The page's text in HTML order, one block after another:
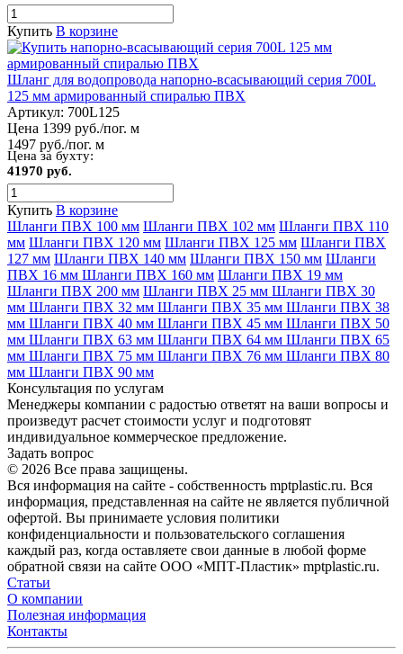
Купить В корзине
Шланг для водопровода напорно-всасывающий серия 700L
125 мм армированный спиралью ПВХ
Артикул: 700L125
Цена 1399 руб./пог. м
1497 руб./пог. м
Цена за бухту:
41970 руб.
Купить В корзине
Шланги ПВХ 100 мм Шланги ПВХ 102 мм Шланги ПВХ 110
мм Шланги ПВХ 120 мм Шланги ПВХ 125 мм Шланги ПВХ
127 мм Шланги ПВХ 140 мм Шланги ПВХ 150 мм Шланги
ПВХ 16 мм Шланги ПВХ 160 мм Шланги ПВХ 19 мм
Шланги ПВХ 200 мм Шланги ПВХ 25 мм Шланги ПВХ 30
мм Шланги ПВХ 32 мм Шланги ПВХ 35 мм Шланги ПВХ 38
мм Шланги ПВХ 40 мм Шланги ПВХ 45 мм Шланги ПВХ 50
мм Шланги ПВХ 63 мм Шланги ПВХ 64 мм Шланги ПВХ 65
мм Шланги ПВХ 75 мм Шланги ПВХ 76 мм Шланги ПВХ 80
мм Шланги ПВХ 90 мм
Консультация по услугам
Менеджеры компании с радостью ответят на ваши вопросы и
произведут расчет стоимости услуг и подготовят
индивидуальное коммерческое предложение.
Задать вопрос
© 2026 Все права защищены.
Вся информация на сайте - собственность mptplastic.ru. Вся
информация, представленная на сайте не является публичной
офертой. Вы принимаете условия политики
конфиденциальности и пользовательского соглашения
каждый раз, когда оставляете свои данные в любой форме
обратной связи на сайте ООО «МПТ-Пластик» mptplastic.ru.
Статьи
О компании
Полезная информация
Контакты